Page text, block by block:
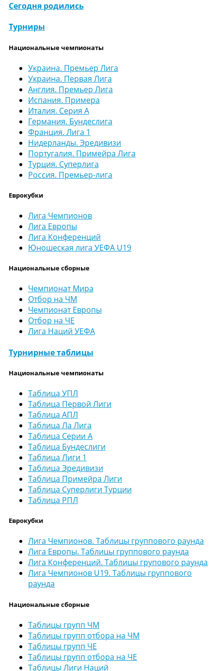
Сегодня родились
Турниры
Национальные чемпионаты
Украина. Премьер Лига
Украина. Первая Лига
Англия. Премьер Лига
Испания. Примера
Италия. Серия А
Германия. Бундеслига
Франция. Лига 1
Нидерланды. Эредивизи
Португалия. Примейра Лига
Турция. Суперлига
Россия. Премьер-лига
Еврокубки
Лига Чемпионов
Лига Европы
Лига Конференций
Юношеская лига УЕФА U19
Национальные сборные
Чемпионат Мира
Отбор на ЧМ
Чемпионат Европы
Отбор на ЧЕ
Лига Наций УЕФА
Турнирные таблицы
Национальные чемпионаты
Таблица УПЛ
Таблица Первой Лиги
Таблица АПЛ
Таблица Ла Лига
Таблица Серии А
Таблица Бундеслиги
Таблица Лиги 1
Таблица Эредивизи
Таблица Примейра Лиги
Таблица Суперлиги Турции
Таблица РПЛ
Еврокубки
Лига Чемпионов. Таблицы группового раунда
Лига Европы. Таблицы группового раунда
Лига Конференций. Таблицы групового раунда
Лига Чемпионов U19. Таблицы группового
раунда
Национальные сборные
Таблицы групп ЧМ
Таблицы групп отбора на ЧМ
Таблицы групп ЧЕ
Таблицы групп отбора на ЧЕ
Таблицы Лиги Наций